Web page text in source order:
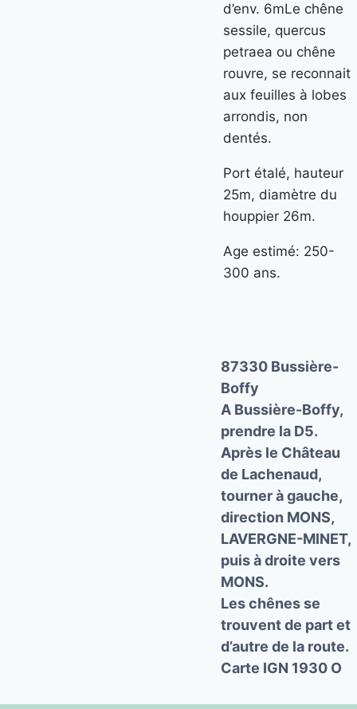
d’env. 6mLe chêne
sessile, quercus
petraea ou chêne
rouvre, se reconnait
aux feuilles à lobes
arrondis, non
dentés.
Port étalé, hauteur
25m, diamètre du
houppier 26m.
Age estimé: 250-
300 ans.
87330 Bussière-
Boffy
A Bussière-Boffy,
prendre la D5.
Après le Château
de Lachenaud,
tourner à gauche,
direction MONS,
LAVERGNE-MINET,
puis à droite vers
MONS.
Les chênes se
trouvent de part et
d’autre de la route.
Carte IGN 1930 O